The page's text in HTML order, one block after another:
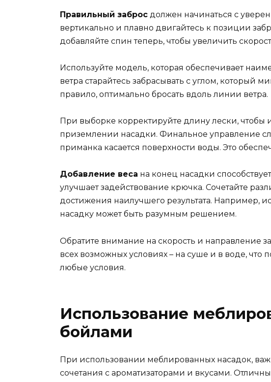
Правильный заброс должен начинаться с
вертикально и плавно двигайтесь к позиции
добавляйте спин теперь, чтобы увеличить
Используйте модель, которая обеспечивает
ветра старайтесь забрасывать с углом, который
правило, оптимально бросать вдоль линии ветра.
При выборке корректируйте длину лески, чтобы
приземлении насадки. Финальное управление
приманка касается поверхности воды. Это
Добавление веса на конец насадки
улучшает задействование крючка. Сочетайте
достижения наилучшего результата. Например,
насадку может быть разумным решением.
Обратите внимание на скорость и направление
всех возможных условиях – на суше и в воде, что
любые условия.
Использование
бойлами
При использовании меблированных насадок,
сочетания с ароматизаторами и вкусами.